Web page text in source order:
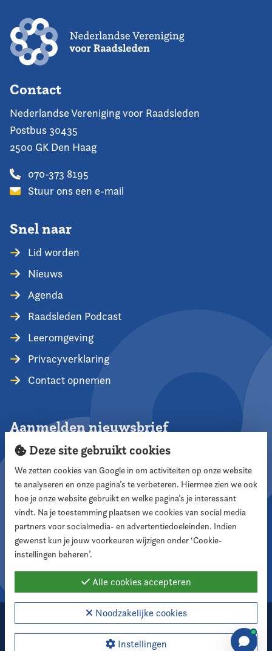
Contact
Nederlandse Vereniging voor Raadsleden
Postbus 30435
2500 GK Den Haag
070-373 8195
Stuur ons een e-mail
Snel naar
Lid worden
Nieuws
Agenda
Raadsleden Podcast
Leeromgeving
Privacyverklaring
Contact opnemen
Aanmelden nieuwsbrief
Aanmelden
Volg ons
2026 Nederlandse Vereniging voor Raadsleden
Cookie instellingen
Deze site gebruikt cookies
We zetten cookies van Google in om activiteiten op onze website
te analyseren en onze pagina’s te verbeteren. Hiermee zien we ook
hoe je onze website gebruikt en welke pagina’s je interessant
vindt. Na je toestemming plaatsen we cookies van social media
partners voor socialmedia- en advertentiedoeleinden. Indien
gewenst kun je jouw voorkeuren wijzigen onder ‘Cookie-
instellingen beheren’.
Alle cookies accepteren
Noodzakelijke cookies
Instellingen